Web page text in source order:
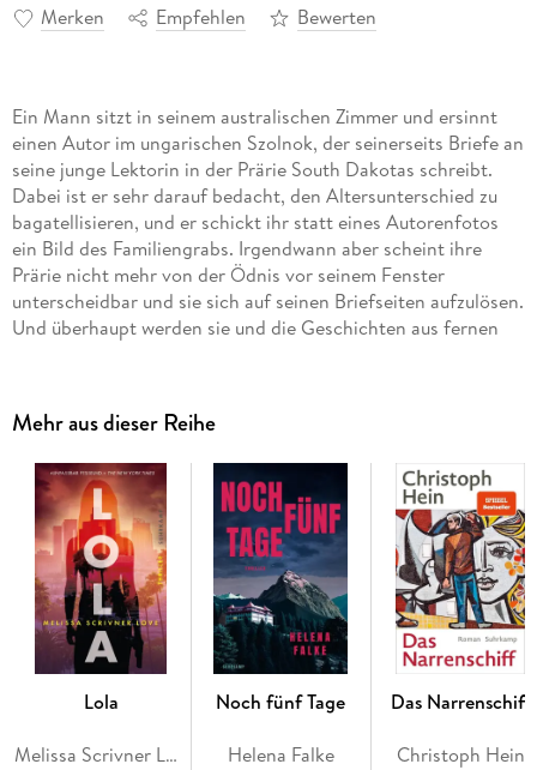
Merken Empfehlen Bewerten
Ein Mann sitzt in seinem australischen Zimmer und ersinnt
einen Autor im ungarischen Szolnok, der seinerseits Briefe an
seine junge Lektorin in der Prärie South Dakotas schreibt.
Dabei ist er sehr darauf bedacht, den Altersunterschied zu
bagatellisieren, und er schickt ihr statt eines Autorenfotos
ein Bild des Familiengrabs. Irgendwann aber scheint ihre
Prärie nicht mehr von der Ödnis vor seinem Fenster
unterscheidbar und sie sich auf seinen Briefseiten aufzulösen.
Und überhaupt werden sie und die Geschichten aus fernen
Gerald Murnane ist der große Solitär der englischsprachigen
Literatur undInland
sein murnaneskester Roman. Ein Roman
über Sehnsucht und Schuld, über das, was uns allen in die
Kindheit scheint und worin noch niemand gewesen ist -
Tastgesten an den beweglichen Grenzverläufen zwischen
ausufernder Innenwelt und eingebildeter Außenwelt.
Mehr aus dieser Reihe
Lola
Melissa Scrivner Love
Noch fünf Tage
Helena Falke
Das Narrenschiff
Christoph Hein